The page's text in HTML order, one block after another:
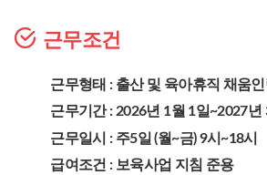
근무조건
근무형태 : 출산 및 육아휴직 채움인
근무기간 : 2026년 1월 1일~2027년
근무일시 : 주5일 (월~금) 9시~18시
급여조건 : 보육사업 지침 준용